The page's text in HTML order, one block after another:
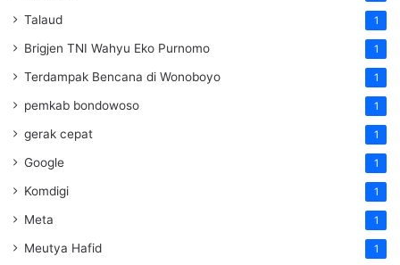
Talaud 1
Brigjen TNI Wahyu Eko Purnomo 1
Terdampak Bencana di Wonoboyo 1
pemkab bondowoso 1
gerak cepat 1
Google 1
Komdigi 1
Meta 1
Meutya Hafid 1